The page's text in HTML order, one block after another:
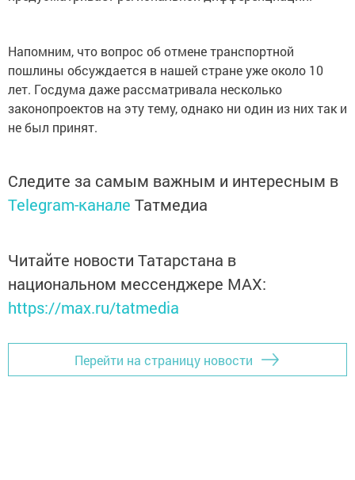
Напомним, что вопрос об отмене транспортной
пошлины обсуждается в нашей стране уже около 10
лет. Госдума даже рассматривала несколько
законопроектов на эту тему, однако ни один из них так и
не был принят.
Следите за самым важным и интересным в
Telegram-канале Татмедиа
Читайте новости Татарстана в
национальном мессенджере MАХ:
https://max.ru/tatmedia
Перейти на страницу новости